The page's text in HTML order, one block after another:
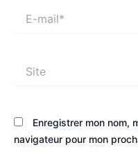
mail*
Enregistrer mon nom,
navigateur pour mon